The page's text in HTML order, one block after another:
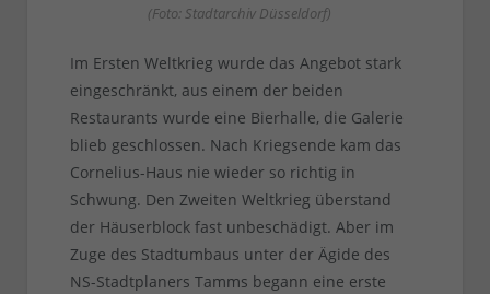
(Foto: Stadtarchiv Düsseldorf)
Im Ersten Weltkrieg wurde das Angebot stark
eingeschränkt, aus einem der beiden
Restaurants wurde eine Bierhalle, die Galerie
blieb geschlossen. Nach Kriegsende kam das
Cornelius-Haus nie wieder so richtig in
Schwung. Den Zweiten Weltkrieg überstand
der Häuserblock fast unbeschädigt. Aber im
Zuge des Stadtumbaus unter der Ägide des
NS-Stadtplaners Tamms begann eine erste